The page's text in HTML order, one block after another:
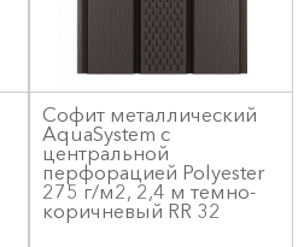
Софит металлический
AquaSystem с
центральной
перфорацией Polyester
275 г/м2, 2,4 м темно-
коричневый RR 32